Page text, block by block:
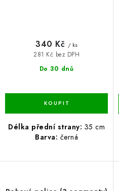
Do 30 dnů
281 Kč bez DPH
340 Kč / ks
Délka přední strany: 35 cm
Barva: černá